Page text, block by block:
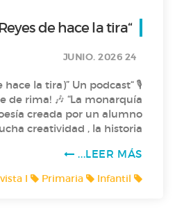
“La monarquía asturiana (Los Reyes de hace la tira)”
24 JUNIO. 2026
Un podcast
“La monarquía
creada por un alumno
asturiana”. 🎙️🎙️ ¡Saludos
Radiofónicos! 🎙️🎙️
LEER MÁS...
I Primaria Infantil